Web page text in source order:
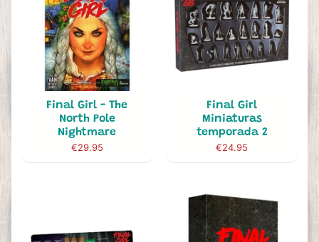
Final Girl - The
North Pole
Nightmare
€29.95
Final Girl
Miniaturas
temporada 2
€24.95